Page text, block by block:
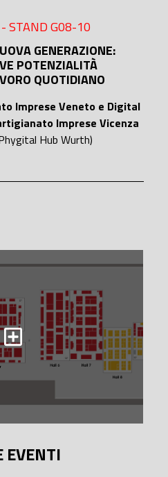
STAND G08-10
GENERAZIONE:
POTENZIALITÀ
QUOTIDIANO
Imprese Veneto e Digital
Imprese Vicenza
Hub Wurth)
EVENTI